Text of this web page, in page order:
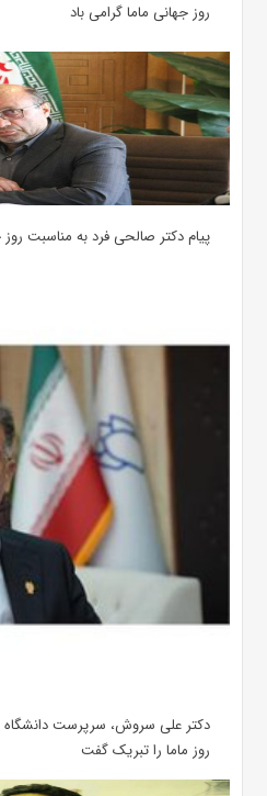
روز جهانی ماما گرامی باد
پیام دکتر صالحی فرد به مناسبت روز
دکتر علی سروش، سرپرست دانشگاه
روز ماما را تبریک گفت